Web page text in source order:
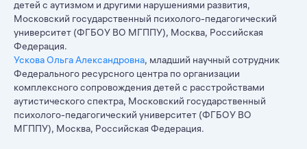
детей с аутизмом и другими нарушениями развития,
Московский государственный психолого-педагогический
университет (ФГБОУ ВО МГППУ), Москва, Российская
Федерация.
Ускова Ольга Александровна, младший научный сотрудник
Федерального ресурсного центра по организации
комплексного сопровождения детей с расстройствами
аутистического спектра, Московский государственный
психолого-педагогический университет (ФГБОУ ВО
МГППУ), Москва, Российская Федерация.